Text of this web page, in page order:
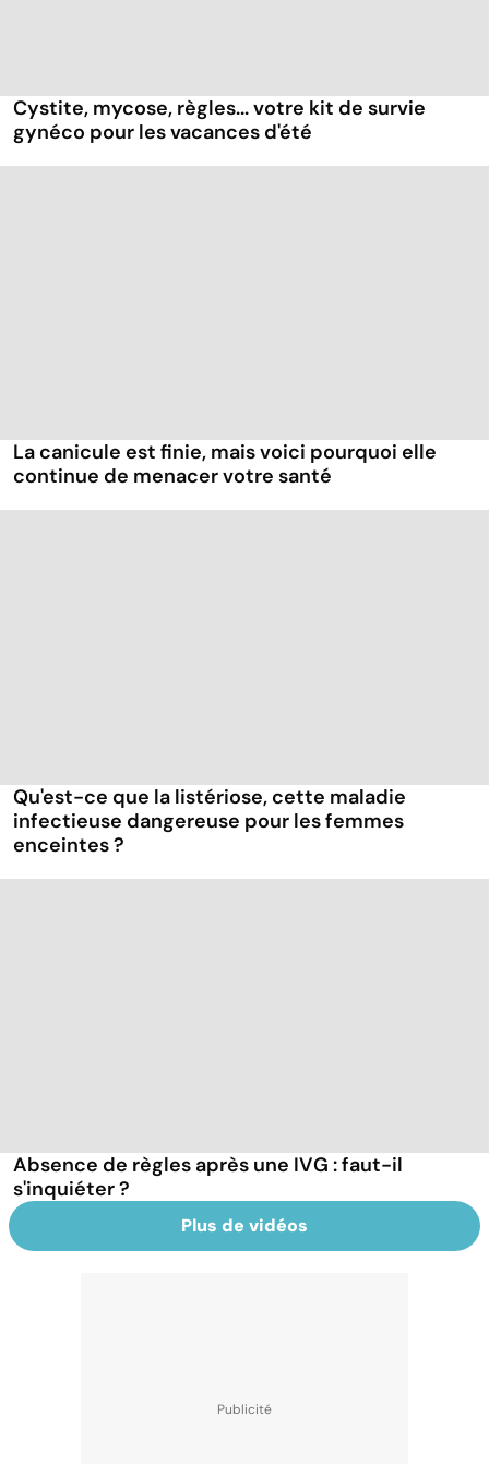
Cystite, mycose, règles... votre kit de survie
gynéco pour les vacances d'été
La canicule est finie, mais voici pourquoi elle
continue de menacer votre santé
Qu'est-ce que la listériose, cette maladie
infectieuse dangereuse pour les femmes
enceintes ?
Absence de règles après une IVG : faut-il
s'inquiéter ?
Plus de vidéos